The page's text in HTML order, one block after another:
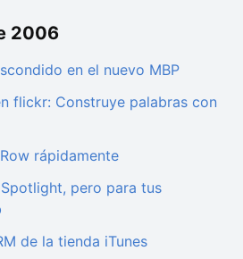
2006
en el nuevo MBP
flickr: Construye palabras con
rápidamente
pero para tus
de la tienda iTunes